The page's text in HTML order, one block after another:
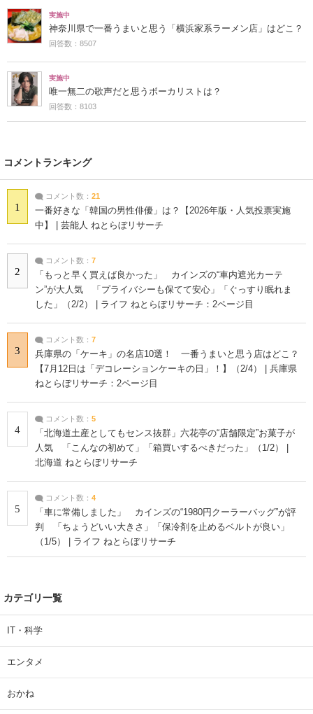
実施中
神奈川県で一番うまいと思う「横浜家系ラーメン店」はどこ？
回答数：8507
実施中
唯一無二の歌声だと思うボーカリストは？
回答数：8103
コメントランキング
1
コメント数： 21
一番好きな「韓国の男性俳優」は？【2026年版・人気投票実施
中】 | 芸能人 ねとらぼリサーチ
2
コメント数： 7
「もっと早く買えば良かった」 カインズの“車内遮光カーテ
ン”が大人気 「プライバシーも保てて安心」「ぐっすり眠れま
した」（2/2） | ライフ ねとらぼリサーチ：2ページ目
3
コメント数： 7
兵庫県の「ケーキ」の名店10選！ 一番うまいと思う店はどこ？
【7月12日は「デコレーションケーキの日」！】（2/4） | 兵庫県
ねとらぼリサーチ：2ページ目
4
コメント数： 5
「北海道土産としてもセンス抜群」六花亭の“店舗限定”お菓子が
人気 「こんなの初めて」「箱買いするべきだった」（1/2） |
北海道 ねとらぼリサーチ
5
コメント数： 4
「車に常備しました」 カインズの“1980円クーラーバッグ”が評
判 「ちょうどいい大きさ」「保冷剤を止めるベルトが良い」
（1/5） | ライフ ねとらぼリサーチ
カテゴリ一覧
IT・科学
エンタメ
おかね